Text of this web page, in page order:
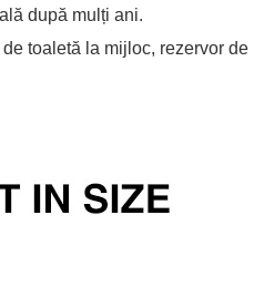
după mulți ani.
toaletă la mijloc, rezervor de